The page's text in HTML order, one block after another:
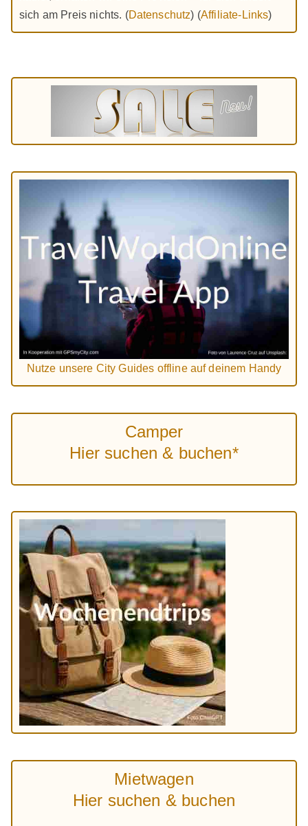
sich am Preis nichts. (Datenschutz) (Affiliate-Links)
Nutze unsere City Guides offline auf deinem Handy
Camper
Hier suchen & buchen*
Mietwagen
Hier suchen & buchen